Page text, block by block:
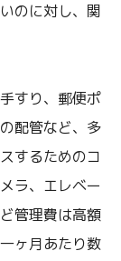
のに対し、関
すり、郵便ポ
配管など、多
するためのコ
ラ、エレベー
管理費は高額
ヶ月あたり数